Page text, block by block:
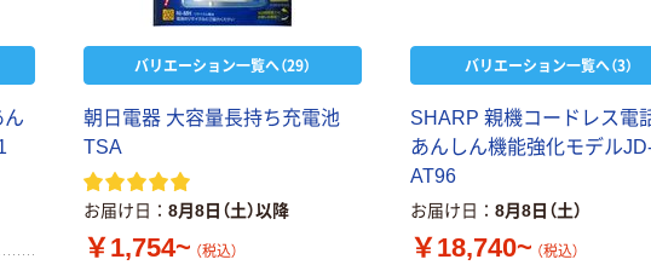
ん
バリエーション一覧へ（29）
朝日電器 大容量長持ち充電池
TSA
お届け日 8月8日（土）以降
￥1,754~ （税込）
バリエーション一覧へ（3）
SHARP 親機コードレス電
あんしん機能強化モデル
AT96
お届け日 8月8日（土）
￥18,740~ （税込）